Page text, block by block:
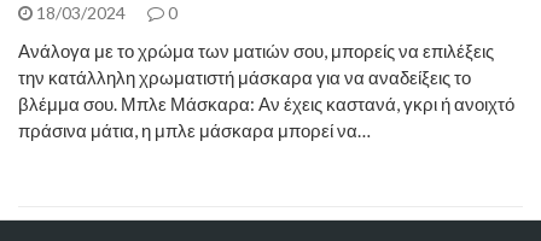
18/03/2024 0
Ανάλογα με το χρώμα των ματιών σου, μπορείς να επιλέξεις
την κατάλληλη χρωματιστή μάσκαρα για να αναδείξεις το
βλέμμα σου. Μπλε Μάσκαρα: Αν έχεις καστανά, γκρι ή ανοιχτό
πράσινα μάτια, η μπλε μάσκαρα μπορεί να…